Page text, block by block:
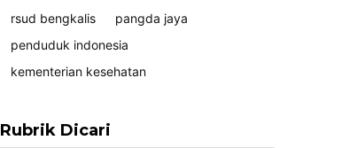
rsud bengkalis
pangda jaya
penduduk indonesia
kementerian kesehatan
Rubrik Dicari